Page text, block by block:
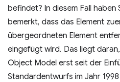
befindet? In diesem Fall haben
bemerkt, dass das Element
übergeordneten Element
eingefügt wird. Das liegt
Object Model erst seit der
Standardentwurfs im Jahr